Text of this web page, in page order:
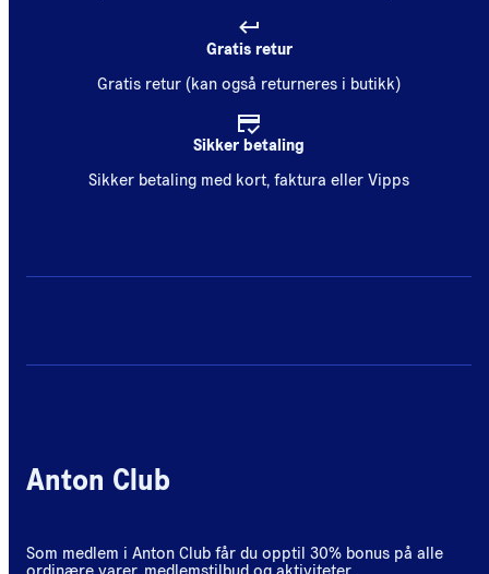
Gratis retur
Gratis retur (kan også returneres i butikk)
Sikker betaling
Sikker betaling med kort, faktura eller Vipps
Anton Club
Som medlem i Anton Club får du opptil 30% bonus på alle